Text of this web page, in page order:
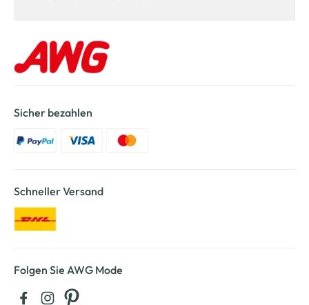
Sicher bezahlen
Schneller Versand
Folgen Sie AWG Mode